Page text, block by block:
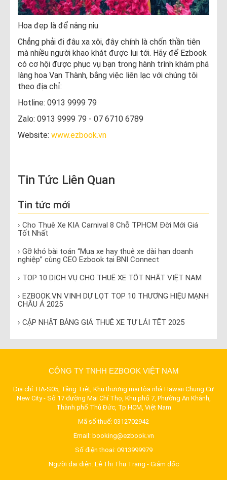
Hoa đẹp là để nâng niu
Chẳng phải đi đâu xa xôi, đây chính là chốn thần tiên
mà nhiều người khao khát được lui tới. Hãy để Ezbook
có cơ hội được phục vụ bạn trong hành trình khám phá
làng hoa Vạn Thành, bằng việc liên lạc với chúng tôi
theo địa chỉ:
Hotline: 0913 9999 79
Zalo: 0913 9999 79 - 07 6710 6789
Website: www.ezbook.vn
Tin Tức Liên Quan
Tin tức mới
› Cho Thuê Xe KIA Carnival 8 Chỗ TPHCM Đời Mới Giá
Tốt Nhất
› Gỡ khó bài toán “Mua xe hay thuê xe dài hạn doanh
nghiệp” cùng CEO Ezbook tại BNI Connect
› TOP 10 DỊCH VỤ CHO THUÊ XE TỐT NHẤT VIỆT NAM
› EZBOOK.VN VINH DỰ LỌT TOP 10 THƯƠNG HIỆU MẠNH
CHÂU Á 2025
› CẬP NHẬT BẢNG GIÁ THUÊ XE TỰ LÁI TẾT 2025
CÔNG TY TNHH EZBOOK VIỆT NAM
Địa chỉ: HA-S05, Tầng Trệt, Khu thương mại tòa nhà Hawaii Chung Cư
New City - Số 17 đường Mai Chí Thọ, Khu phố 7, Phường An Khánh,
Thành phố Thủ Đức, Tp.HCM, Việt Nam
Mã số thuế: 0312702942
Email: booking@ezbook.vn
Số điện thoại: 0913999979
Người đại diện: Lê Thị Thu Trang - Giám đốc